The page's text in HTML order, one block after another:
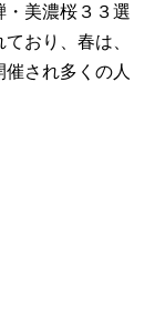
・美濃桜３３選
おり、春は、
され多くの人